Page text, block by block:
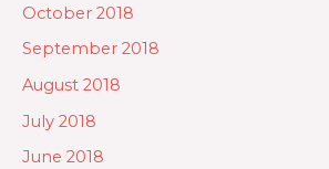
October 2018
September 2018
August 2018
July 2018
June 2018